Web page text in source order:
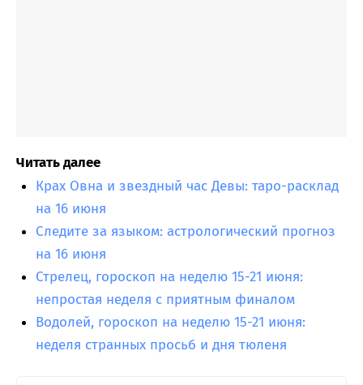
Читать далее
Крах Овна и звездный час Девы: таро-расклад
на 16 июня
Следите за языком: астрологический прогноз
на 16 июня
Стрелец, гороскоп на неделю 15-21 июня:
непростая неделя с приятным финалом
Водолей, гороскоп на неделю 15-21 июня:
неделя странных просьб и дня тюленя